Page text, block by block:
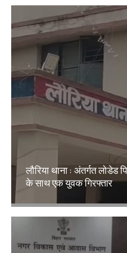
लौरिया थाना : अंतर्गत लोडेड
के साथ एक युवक गिरफ्तार